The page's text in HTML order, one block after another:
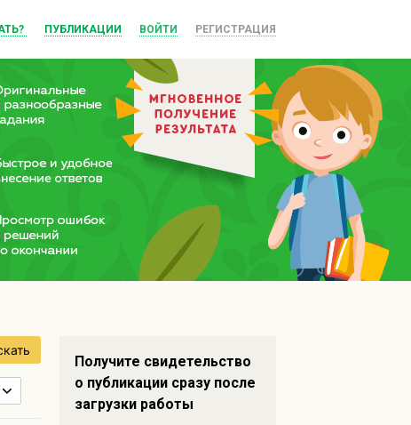
ПУБЛИКАЦИИ ВОЙТИ РЕГИСТРАЦИЯ
Получите свидетельство
о публикации сразу после
загрузки работы